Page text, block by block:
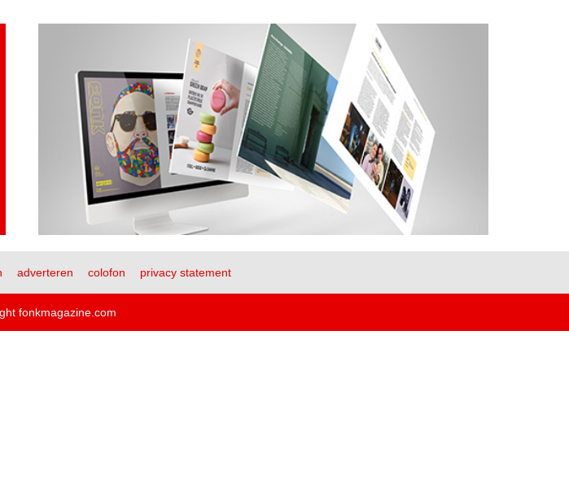
adverteren colofon privacy statement
fonkmagazine.com